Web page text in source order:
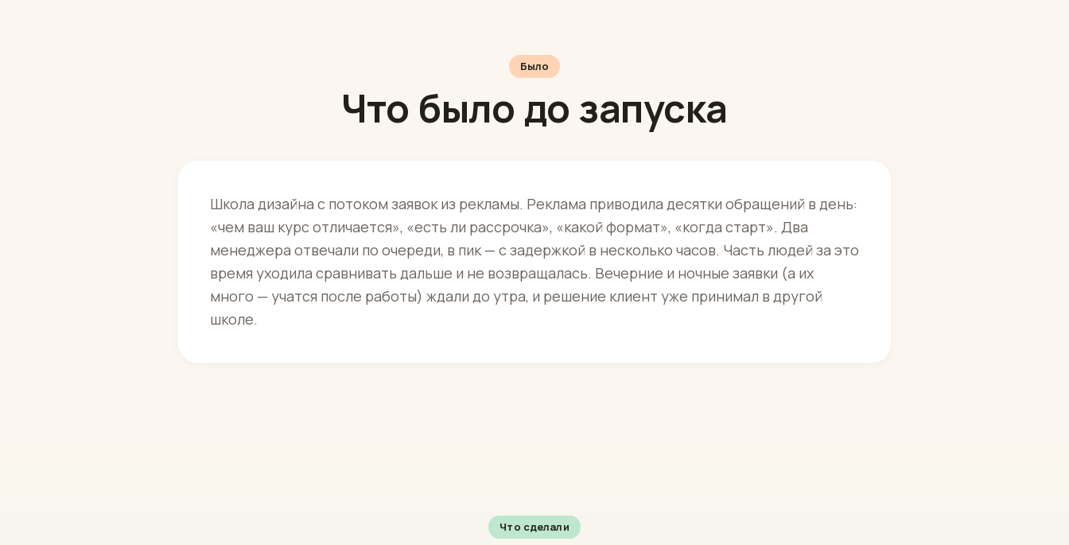
Было
Что было до запуска
Школа дизайна с потоком заявок из рекламы. Реклама приводила десятки обращений в день:
«чем ваш курс отличается», «есть ли рассрочка», «какой формат», «когда старт». Два
менеджера отвечали по очереди, в пик — с задержкой в несколько часов. Часть людей за это
время уходила сравнивать дальше и не возвращалась. Вечерние и ночные заявки (а их
много — учатся после работы) ждали до утра, и решение клиент уже принимал в другой
школе.
Что сделали